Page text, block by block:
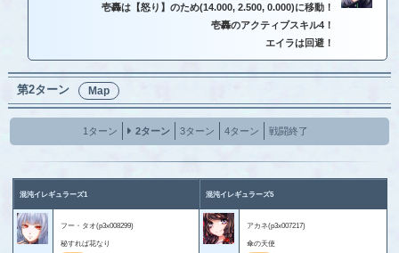
壱轟は【怒り】のため(14.000, 2.500, 0.000)に移動！
壱轟のアクティブスキル4！
エイラは回避！
第2ターン Map
1ターン 2ターン 3ターン 4ターン 戦闘終了
混沌イレギュラーズ1 混沌イレギュラーズ5
フー・タオ(p3x008299)
秘すれば花なり
アカネ(p3x007217)
傘の天使